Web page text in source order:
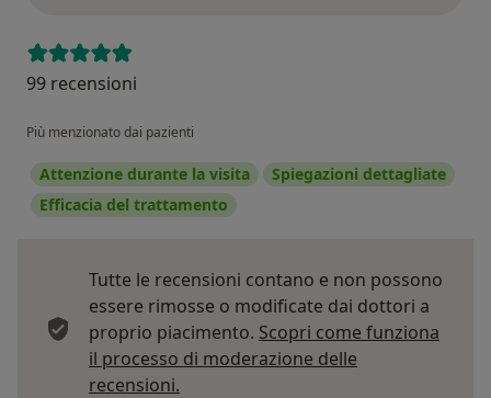
99 recensioni
Più menzionato dai pazienti
Attenzione durante la visita
Spiegazioni dettagliate
Efficacia del trattamento
Tutte le recensioni contano e non possono
essere rimosse o modificate dai dottori a
proprio piacimento. Scopri come funziona
il processo di moderazione delle
recensioni.